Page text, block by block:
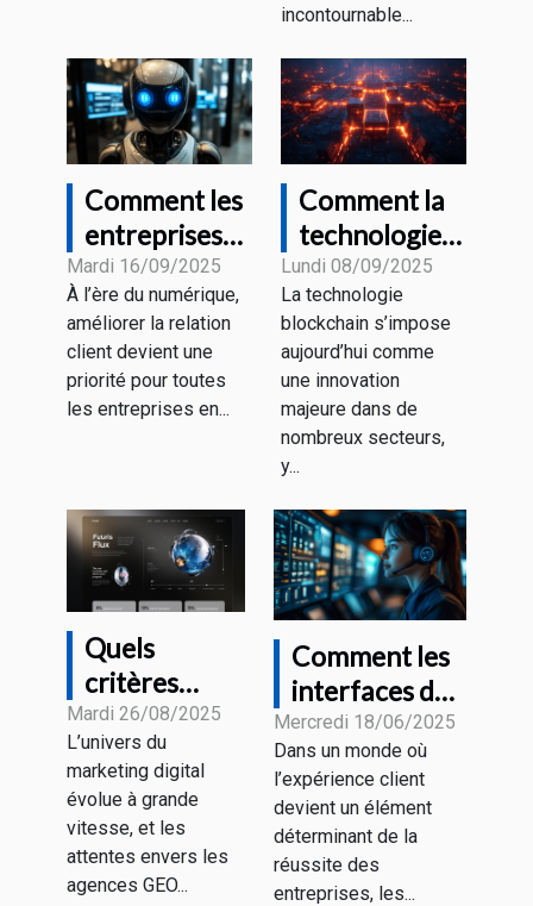
incontournable...
Comment les
entreprises
transforment
leur service
client avec le
chatbot GPT
Mardi 16/09/2025
À l’ère du numérique,
améliorer la relation
client devient une
priorité pour toutes
les entreprises en...
Comment la
technologie
blockchain
transforme-
t-elle le
marketing
numérique ?
Lundi 08/09/2025
La technologie
blockchain s’impose
aujourd’hui comme
une innovation
majeure dans de
nombreux secteurs,
y...
Quels
critères
définissent la
meilleure
agence GEO
2025 ?
Mardi 26/08/2025
L’univers du
marketing digital
évolue à grande
vitesse, et les
attentes envers les
agences GEO...
Comment les
interfaces de
dialogue
intelligentes
transforment-
elles le service
client ?
Mercredi 18/06/2025
Dans un monde où
l’expérience client
devient un élément
déterminant de la
réussite des
entreprises, les...